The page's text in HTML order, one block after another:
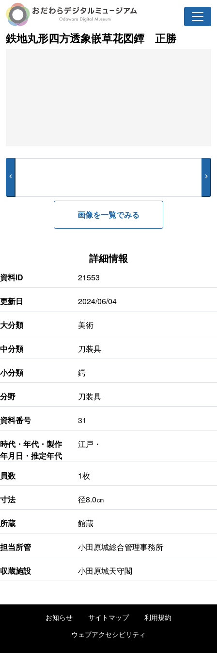
鉄地丸形四方透象嵌草花図鐔 正勝
chevron_left chevron_right
画像を一覧でみる
詳細情報
資料ID 21553
更新日 2024/06/04
大分類 美術
中分類 刀装具
小分類 鍔
分野 刀装具
資料番号 31
時代・年代・製作
年月日・推定年代
江戸・
員数 1枚
寸法 径8.0㎝
所蔵 館蔵
担当所管 小田原城総合管理事務所
収蔵施設 小田原城天守閣
お知らせ サイトマップ
利用規約
ウェブアクセシビリティ